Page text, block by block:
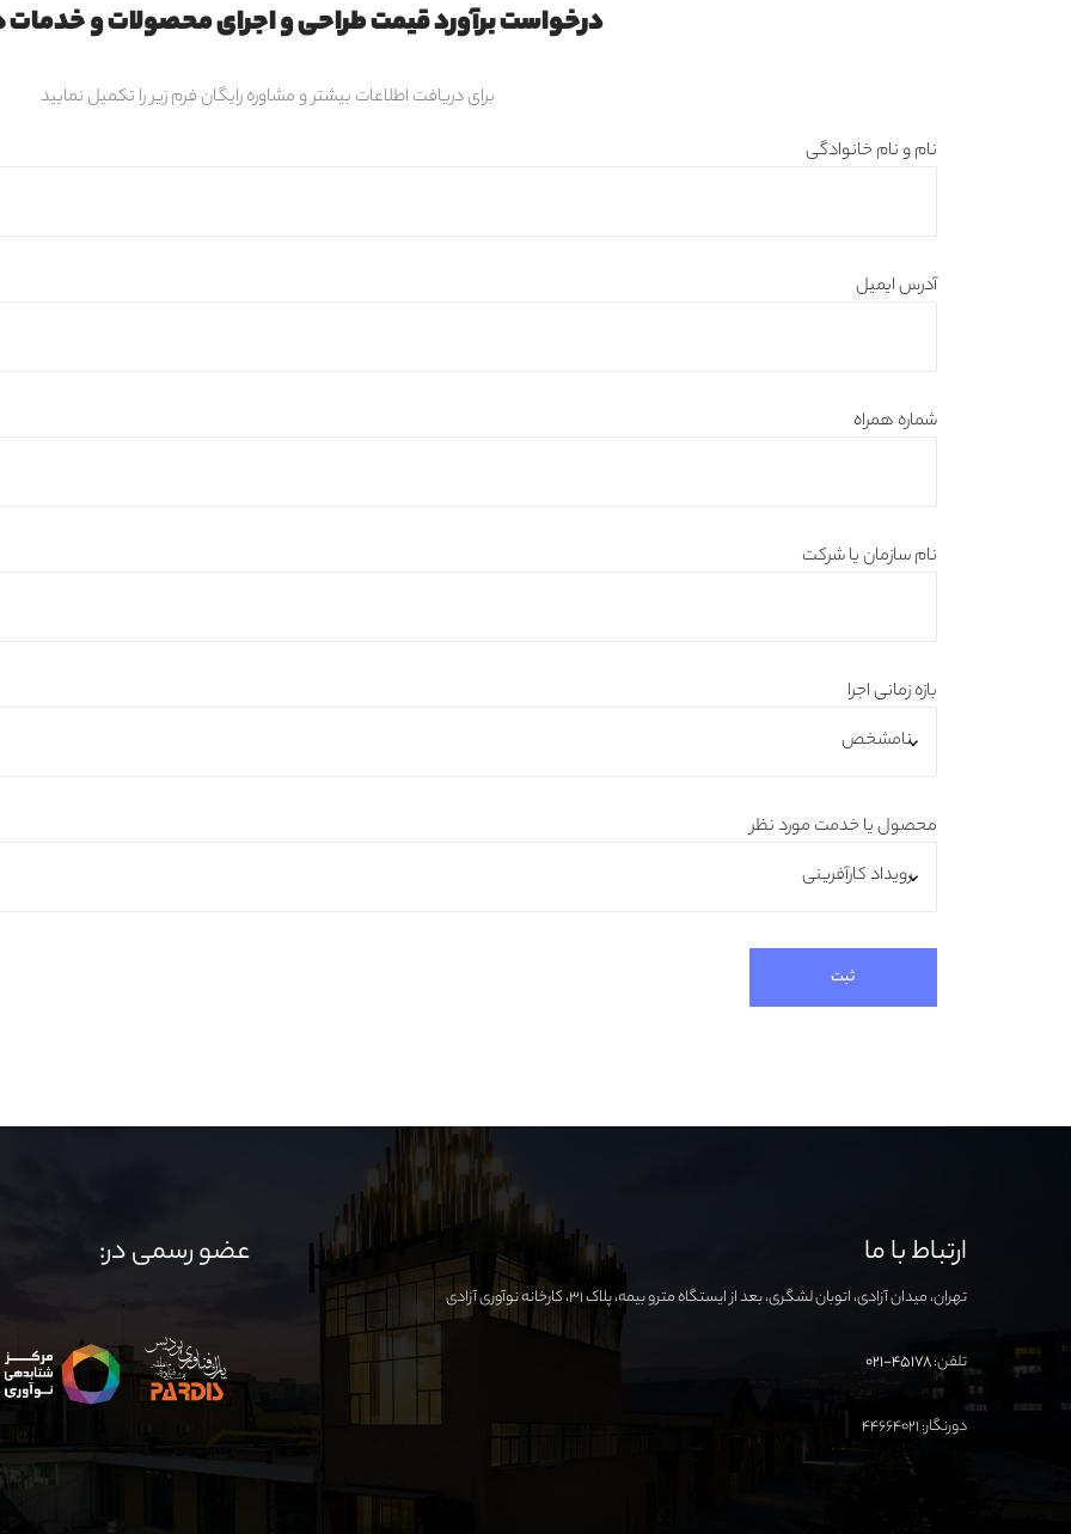
درخواست برآورد قیمت طراحی و اجرای محصولات و خدمات
برای دریافت اطلاعات بیشتر و مشاوره رایگان فرم زیر را تکمیل نمایید
نام و نام خانوادگی
آدرس ایمیل
شماره همراه
نام سازمان یا شرکت
بازه زمانی اجرا
محصول یا خدمت مورد نظر
ارتباط با ما
تهران، میدان آزادی، اتوبان لشگری، بعد از ایستگاه مترو بیمه، پلاک ۳۱، کارخانه نوآوری آزادی
تلفن:۴۵۱۷۸-۰۲۱
دورنگار: ۴۴۶۶۴۰۲۱
عضو رسمی در: